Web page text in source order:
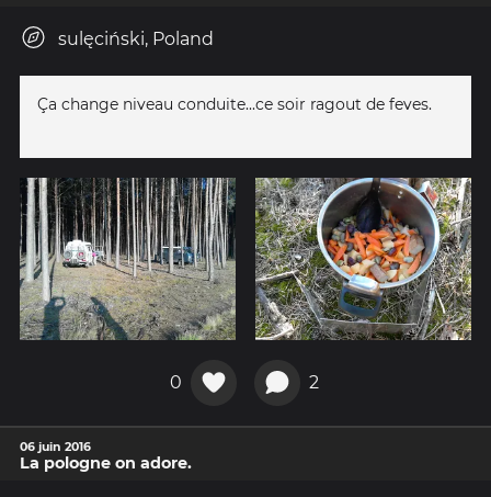
sulęciński, Poland
Ça change niveau conduite...ce soir ragout de feves.
0 2
06 juin 2016
La pologne on adore.